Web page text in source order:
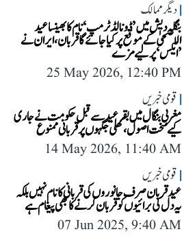
دیگر ممالک
بنگلہ دیش میں ’ڈونالڈ ٹرمپ‘ نام کا بھینسا عید
الاضحیٰ کے موقع پر کیا جائے گا قربان، ایران نے
’ایکس‘ پر لیے مزے
25 May 2026, 12:40 PM
قومی خبریں
مغربی بنگال میں بقرعید سے قبل حکومت نے جاری
کیے سخت اصول، کھلی جگہوں پر قربانی ممنوع
14 May 2026, 11:40 AM
قومی خبریں
عید قربان صرف جانوروں کی قربانی کا نام نہیں بلکہ
یہ دل کی برائیوں کو قربان کرنے کا بھی پیغام ہے
07 Jun 2025, 9:40 AM